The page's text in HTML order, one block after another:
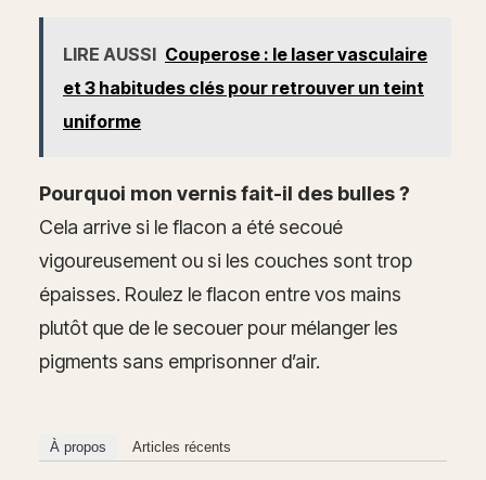
LIRE AUSSI Couperose : le laser vasculaire
et 3 habitudes clés pour retrouver un teint
uniforme
Pourquoi mon vernis fait-il des bulles ?
Cela arrive si le flacon a été secoué
vigoureusement ou si les couches sont trop
épaisses. Roulez le flacon entre vos mains
plutôt que de le secouer pour mélanger les
pigments sans emprisonner d’air.
À propos Articles récents